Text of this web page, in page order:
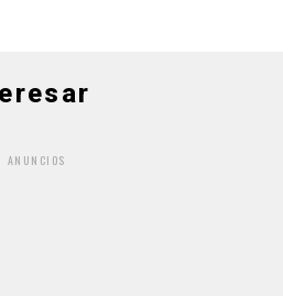
ANUNCIOS